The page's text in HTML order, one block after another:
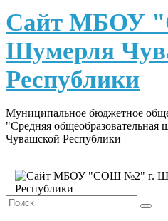
content
Сайт МБОУ
Шумерля
Республики
Муниципальное бюджетное
"Средняя
Чувашской Республики